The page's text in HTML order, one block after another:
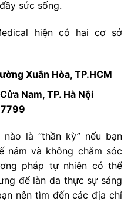
sức sống.
hiện có hai cơ sở
Xuân Hòa, TP.HCM
Nam, TP. Hà Nội
nào là “thần kỳ” nếu bạn
nám và không chăm sóc
pháp tự nhiên có thể
để làn da thực sự sáng
nên tìm đến các địa chỉ